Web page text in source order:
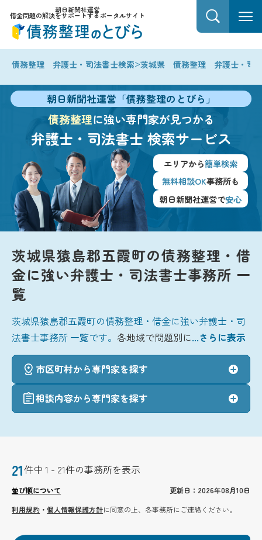
朝日新聞社運営
借金問題の解決をサポートするポータルサイト
債務整理 弁護士・司法書士検索>茨城県 債務整理 弁護士・司
朝日新聞社運営「債務整理のとびら」
債務整理に強い専門家が見つかる
弁護士・司法書士 検索サービス
エリアから簡単検索
無料相談OK事務所も
朝日新聞社運営で安心
茨城県猿島郡五霞町の債務整理・借
金に強い弁護士・司法書士事務所 一
覧
茨城県猿島郡五霞町の債務整理・借金に強い弁護士・司
法書士事務所 一覧です。各地域で問題別に...さらに表示
市区町村から専門家を探す
相談内容から専門家を探す
21件中 1 - 21件の事務所を表示
並び順について
更新日：2026年08月10日
利用規約 ・個人情報保護方針に同意の上、各事務所にご連絡ください。